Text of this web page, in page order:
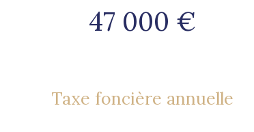
47 000 €
Taxe foncière annuelle